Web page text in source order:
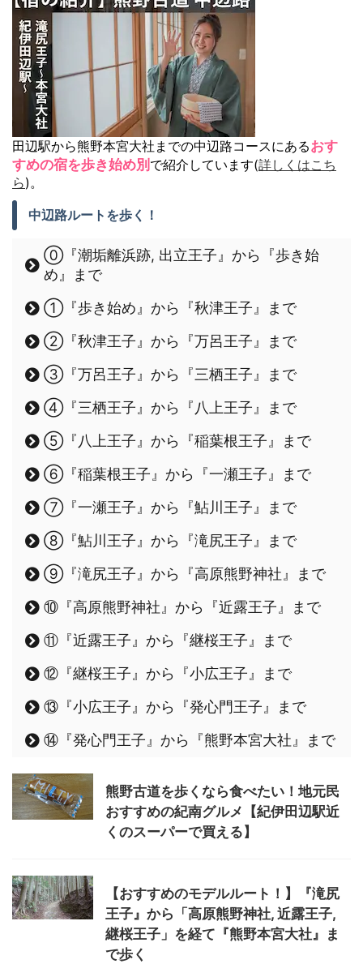
田辺駅から熊野本宮大社までの中辺路コースにあるおす
すめの宿を歩き始め別 で紹介しています(詳しくはこち
ら)。
中辺路ルートを歩く！
⓪『潮垢離浜跡, 出立王子』から『歩き始
め』まで
①『歩き始め』から『秋津王子』まで
②『秋津王子』から『万呂王子』まで
③『万呂王子』から『三栖王子』まで
④『三栖王子』から『八上王子』まで
⑤『八上王子』から『稲葉根王子』まで
⑥『稲葉根王子』から『一瀬王子』まで
⑦『一瀬王子』から『鮎川王子』まで
⑧『鮎川王子』から『滝尻王子』まで
⑨『滝尻王子』から『高原熊野神社』まで
⑩『高原熊野神社』から『近露王子』まで
⑪『近露王子』から『継桜王子』まで
⑫『継桜王子』から『小広王子』まで
⑬『小広王子』から『発心門王子』まで
⑭『発心門王子』から『熊野本宮大社』まで
熊野古道を歩くなら食べたい！地元民
おすすめの紀南グルメ【紀伊田辺駅近
くのスーパーで買える】
【おすすめのモデルルート！】『滝尻
王子』から「高原熊野神社, 近露王子,
継桜王子」を経て『熊野本宮大社』ま
で歩く